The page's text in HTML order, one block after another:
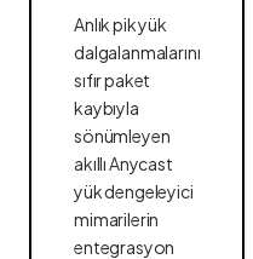
Anlık pik yük
dalgalanmalarını
sıfır paket
kaybıyla
sönümleyen
akıllı Anycast
yük dengeleyici
mimarilerin
entegrasyon